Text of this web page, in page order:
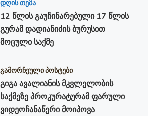
დღის თემა
12 წლის გაუჩინარებული 17 წლის
გურამ დადიანიძის ბურუსით
მოცული საქმე
გამორჩეული პოსტები
გიგა ავალიანის მკვლელობის
საქმეზე პროკურატურამ ფარული
ვიდეოჩანაწერი მოიპოვა